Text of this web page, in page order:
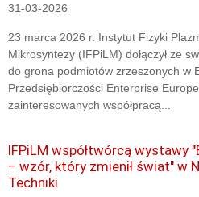
31-03-2026
23 marca 2026 r. Instytut Fizyki
Mikrosyntezy (IFPiLM) dołączył ze
do grona podmiotów zrzeszonych w
Przedsiębiorczości Enterprise
zainteresowanych współpracą...
IFPiLM współtwórcą wystawy
– wzór, który zmienił świat" w
Techniki